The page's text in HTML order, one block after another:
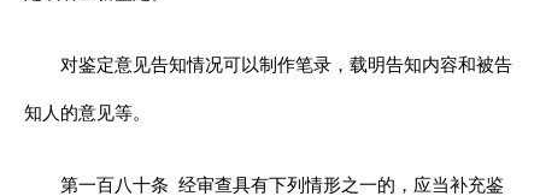
对鉴定意见告知情况可以制作笔录，载明告知内容和被告
知人的意见等。
第一百八十条 经审查具有下列情形之一的，应当补充鉴